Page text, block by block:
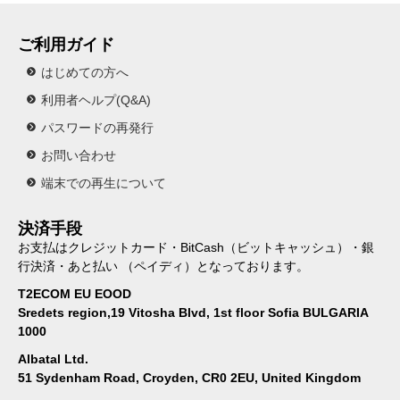
ご利用ガイド
はじめての方へ
利用者ヘルプ(Q&A)
パスワードの再発行
お問い合わせ
端末での再生について
決済手段
お支払はクレジットカード・BitCash（ビットキャッシュ）・銀
行決済・あと払い （ペイディ）となっております。
T2ECOM EU EOOD
Sredets region,19 Vitosha Blvd, 1st floor Sofia BULGARIA
1000
Albatal Ltd.
51 Sydenham Road, Croyden, CR0 2EU, United Kingdom